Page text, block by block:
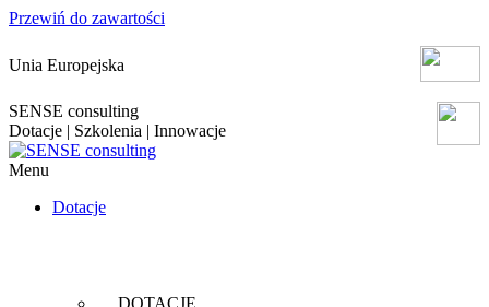
Przewiń do zawartości
Unia Europejska
SENSE consulting
Dotacje | Szkolenia | Innowacje
Menu
Dotacje
DOTACJE